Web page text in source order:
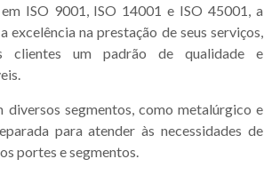
ISO 9001, ISO 14001 e ISO 45001, a
excelência na prestação de seus serviços,
clientes um padrão de qualidade e
diversos segmentos, como metalúrgico e
para atender às necessidades de
portes e segmentos.